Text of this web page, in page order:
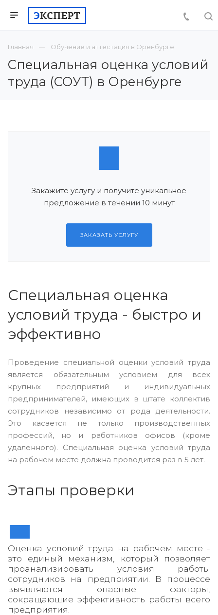
Главная Обучение и аттестация в Оренбурге
Специальная оценка условий
труда (СОУТ) в Оренбурге
Закажите услугу и получите уникальное
предложение в течении 10 минут
ЗАКАЗАТЬ УСЛУГУ
Специальная оценка
условий труда - быстро и
эффективно
Проведение специальной оценки условий труда
является обязательным условием для всех
крупных предприятий и индивидуальных
предпринимателей, имеющих в штате коллектив
сотрудников независимо от рода деятельности.
Это касается не только производственных
профессий, но и работников офисов (кроме
удаленного). Специальная оценка условий труда
на рабочем месте должна проводится раз в 5 лет.
Этапы проверки
Оценка условий труда на рабочем месте -
это единый механизм, который позволяет
проанализировать условия работы
сотрудников на предприятии. В процессе
выявляются опасные факторы,
сокращающие эффективность работы всего
предприятия.